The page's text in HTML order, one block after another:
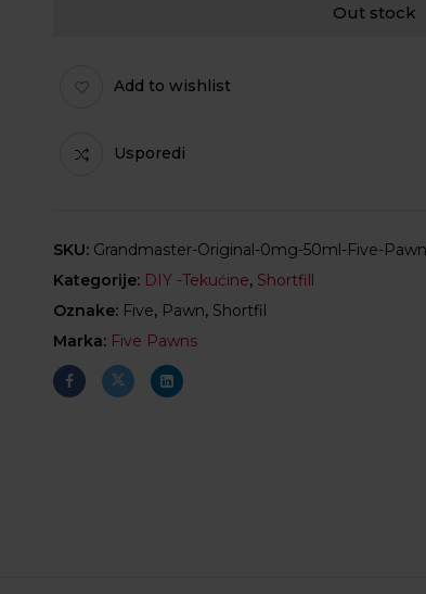
Out stock
Add to wishlist
Usporedi
SKU: Grandmaster-Original-0mg-50ml-Five-
Kategorije: DIY -Tekućine, Shortfill
Oznake: Five, Pawn, Shortfil
Marka: Five Pawns